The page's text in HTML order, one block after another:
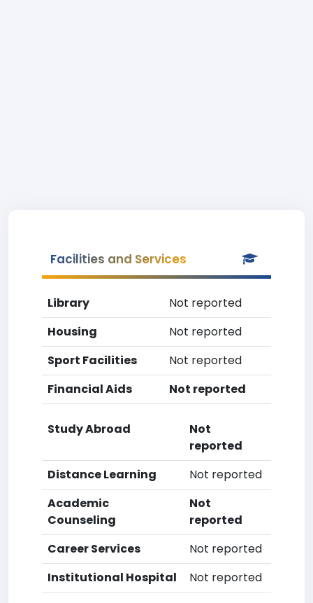
Facilities and Services
Library
Not reported
Housing
Not reported
Sport Facilities
Not reported
Financial Aids
Not reported
Study Abroad
Not
reported
Distance Learning
Not reported
Academic
Counseling
Not
reported
Career Services
Not reported
Institutional Hospital
Not reported